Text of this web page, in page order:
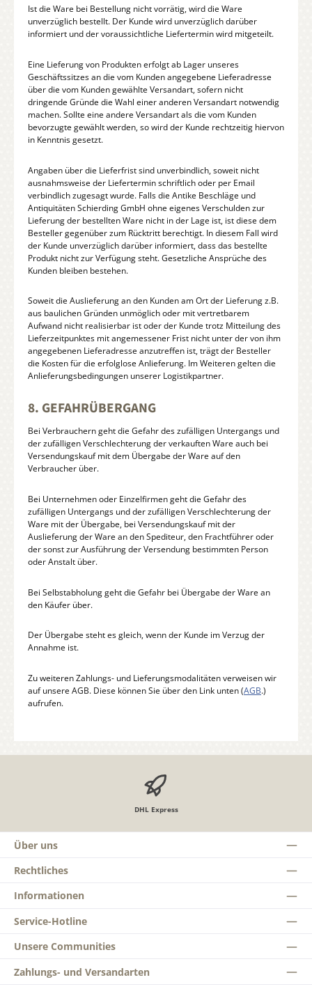
Ist die Ware bei Bestellung nicht vorrätig, wird die Ware
unverzüglich bestellt. Der Kunde wird unverzüglich darüber
informiert und der voraussichtliche Liefertermin wird mitgeteilt.
Eine Lieferung von Produkten erfolgt ab Lager unseres
Geschäftssitzes an die vom Kunden angegebene Lieferadresse
über die vom Kunden gewählte Versandart, sofern nicht
dringende Gründe die Wahl einer anderen Versandart notwendig
machen. Sollte eine andere Versandart als die vom Kunden
bevorzugte gewählt werden, so wird der Kunde rechtzeitig hiervon
in Kenntnis gesetzt.
Angaben über die Lieferfrist sind unverbindlich, soweit nicht
ausnahmsweise der Liefertermin schriftlich oder per Email
verbindlich zugesagt wurde. Falls die Antike Beschläge und
Antiquitäten Schierding GmbH ohne eigenes Verschulden zur
Lieferung der bestellten Ware nicht in der Lage ist, ist diese dem
Besteller gegenüber zum Rücktritt berechtigt. In diesem Fall wird
der Kunde unverzüglich darüber informiert, dass das bestellte
Produkt nicht zur Verfügung steht. Gesetzliche Ansprüche des
Kunden bleiben bestehen.
Soweit die Auslieferung an den Kunden am Ort der Lieferung z.B.
aus baulichen Gründen unmöglich oder mit vertretbarem
Aufwand nicht realisierbar ist oder der Kunde trotz Mitteilung des
Lieferzeitpunktes mit angemessener Frist nicht unter der von ihm
angegebenen Lieferadresse anzutreffen ist, trägt der Besteller
die Kosten für die erfolglose Anlieferung. Im Weiteren gelten die
Anlieferungsbedingungen unserer Logistikpartner.
8. GEFAHRÜBERGANG
Bei Verbrauchern geht die Gefahr des zufälligen Untergangs und
der zufälligen Verschlechterung der verkauften Ware auch bei
Versendungskauf mit dem Übergabe der Ware auf den
Verbraucher über.
Bei Unternehmen oder Einzelfirmen geht die Gefahr des
zufälligen Untergangs und der zufälligen Verschlechterung der
Ware mit der Übergabe, bei Versendungskauf mit der
Auslieferung der Ware an den Spediteur, den Frachtführer oder
der sonst zur Ausführung der Versendung bestimmten Person
oder Anstalt über.
Bei Selbstabholung geht die Gefahr bei Übergabe der Ware an
den Käufer über.
Der Übergabe steht es gleich, wenn der Kunde im Verzug der
Annahme ist.
Zu weiteren Zahlungs- und Lieferungsmodalitäten verweisen wir
auf unsere AGB. Diese können Sie über den Link unten (AGB.)
aufrufen.
DHL Express
Über uns
Rechtliches
Informationen
Service-Hotline
Unsere Communities
Zahlungs- und Versandarten